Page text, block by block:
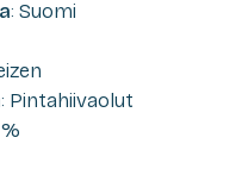
: Suomi
: Pintahiivaolut